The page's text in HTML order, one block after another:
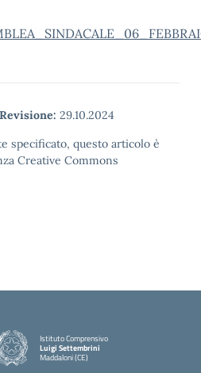
Revisione: 29.10.2024
specificato, questo articolo è
Creative Commons
Istituto Comprensivo
Luigi Settembrini
Maddaloni (CE)